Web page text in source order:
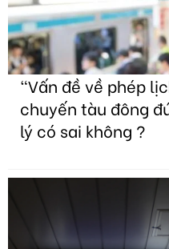
"Vấn đề về phép
chuyến tàu đông
lý có sai không ?